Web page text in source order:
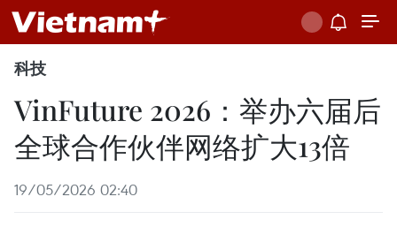
科技
VinFuture 2026：举办六届后
全球合作伙伴网络扩大13倍
19/05/2026 02:40